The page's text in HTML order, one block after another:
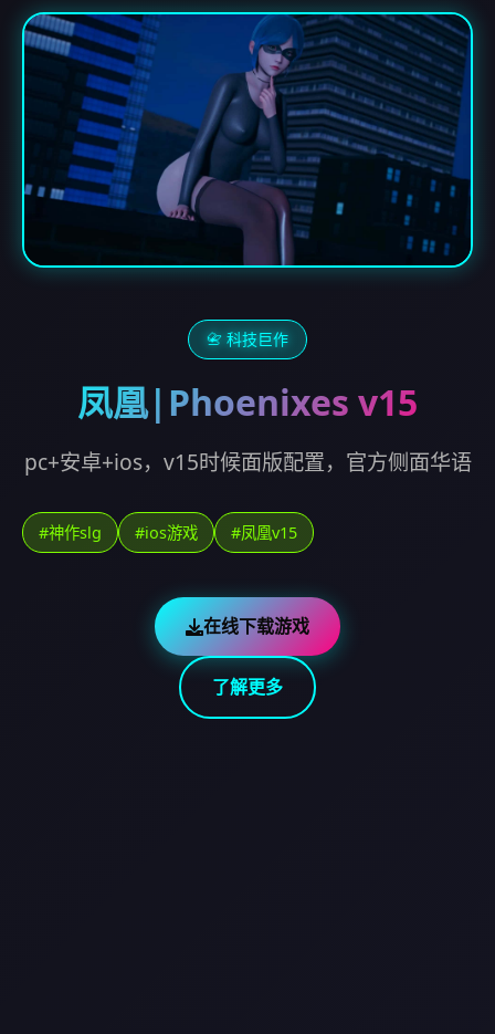
📇 科技巨作
凤凰|Phoenixes v15
pc+安卓+ios，v15时候面版配置，官方侧面华语
#神作slg #ios游戏 #凤凰v15
在线下载游戏
了解更多